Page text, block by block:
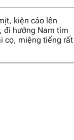
kiện cáo lên
đi hướng Nam tìm
cọ, miệng tiếng rất